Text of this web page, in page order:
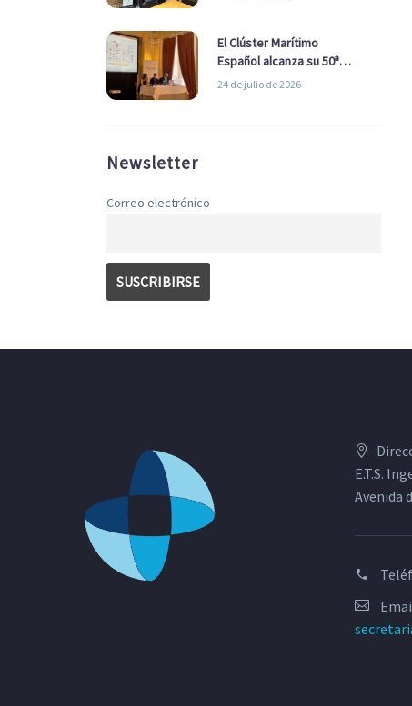
Ayuntamiento
El Clúster Marítimo
Español alcanza su 50ª
Asamblea reafirmando su
24 de julio de 2026
Newsletter
Correo electrónico
E.T.S.
Avenida